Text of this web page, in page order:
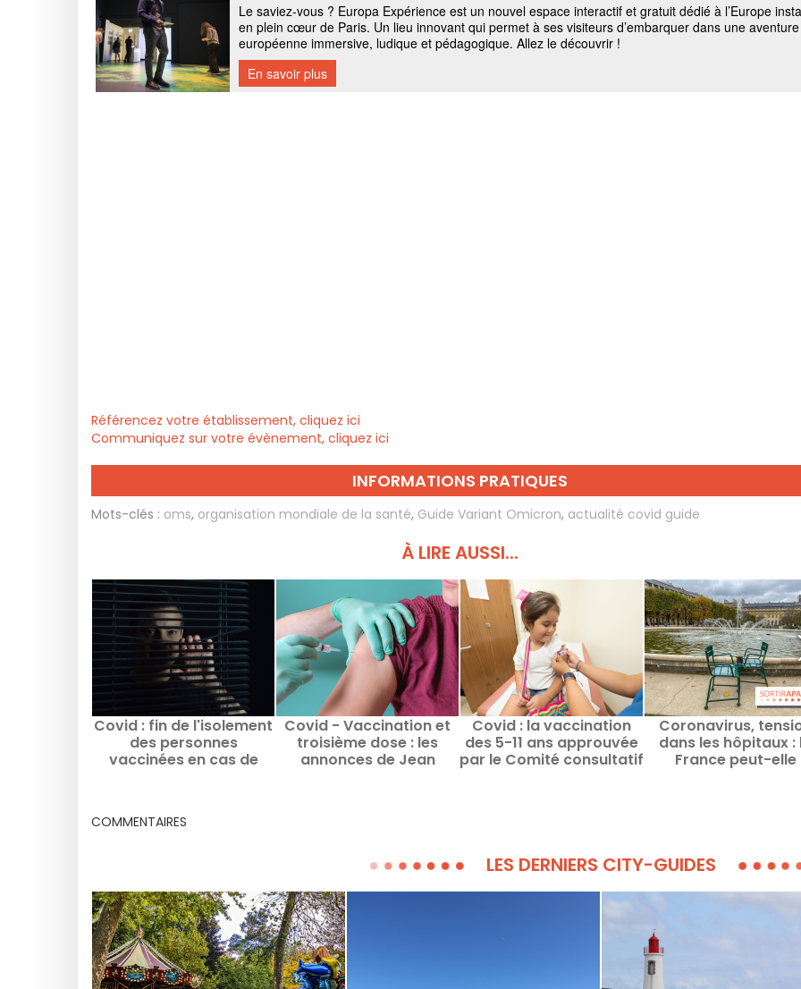
Référencez votre établissement, cliquez ici
Communiquez sur votre évènement, cliquez ici
INFORMATIONS PRATIQUES
Mots-clés : oms, organisation mondiale de la santé, Guide Variant Omicron, actualité covid guide
À LIRE AUSSI...
Covid : fin de l'isolement
des personnes
vaccinées en cas de
Covid - Vaccination et
troisième dose : les
annonces de Jean
Covid : la vaccination
des 5-11 ans approuvée
par le Comité consultatif
Coronavirus,
dans les hôpitaux :
France peut-elle
COMMENTAIRES
LES DERNIERS CITY-GUIDES